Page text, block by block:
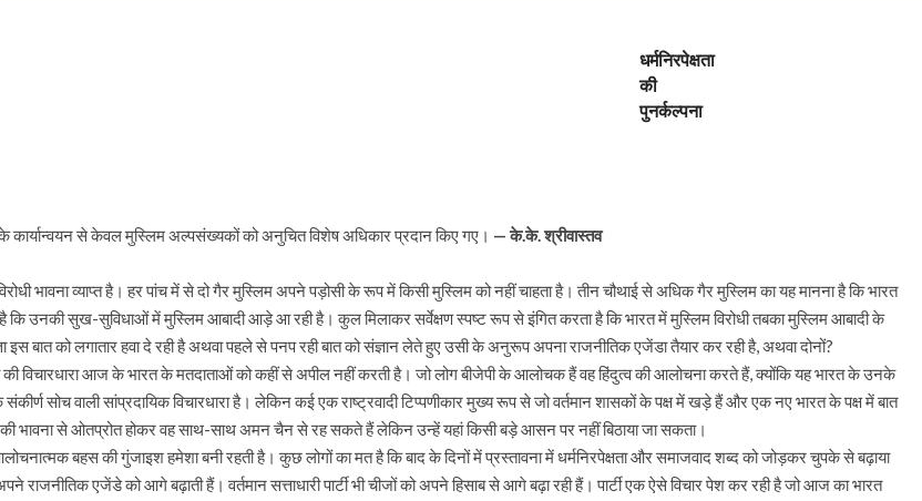
धर्मनिरपेक्षता
की
पुनर्कल्पना
कार्यान्वयन से केवल मुस्लिम अल्पसंख्यकों को अनुचित विशेष अधिकार प्रदान किए गए। — के.के. श्रीवास्तव
भावना व्याप्त है। हर पांच में से दो गैर मुस्लिम अपने पड़ोसी के रूप में किसी मुस्लिम को नहीं चाहता है। तीन चौथाई से अधिक गैर मुस्लिम का यह मानना है कि भारत
कि उनकी सुख-सुविधाओं में मुस्लिम आबादी आड़े आ रही है। कुल मिलाकर सर्वेक्षण स्पष्ट रूप से इंगित करता है कि भारत में मुस्लिम विरोधी तबका मुस्लिम आबादी के
बात को लगातार हवा दे रही है अथवा पहले से पनप रही बात को संज्ञान लेते हुए उसी के अनुरूप अपना राजनीतिक एजेंडा तैयार कर रही है, अथवा दोनों?
की विचारधारा आज के भारत के मतदाताओं को कहीं से अपील नहीं करती है। जो लोग बीजेपी के आलोचक हैं वह हिंदुत्व की आलोचना करते हैं, क्योंकि यह भारत के उनके
सोच वाली सांप्रदायिक विचारधारा है। लेकिन कई एक राष्ट्रवादी टिप्पणीकार मुख्य रूप से जो वर्तमान शासकों के पक्ष में खड़े हैं और एक नए भारत के पक्ष में बात
भावना से ओतप्रोत होकर वह साथ-साथ अमन चैन से रह सकते हैं लेकिन उन्हें यहां किसी बड़े आसन पर नहीं बिठाया जा सकता।
बहस की गुंजाइश हमेशा बनी रहती है। कुछ लोगों का मत है कि बाद के दिनों में प्रस्तावना में धर्मनिरपेक्षता और समाजवाद शब्द को जोड़कर चुपके से बढ़ाया
एजेंडे को आगे बढ़ाती हैं। वर्तमान सत्ताधारी पार्टी भी चीजों को अपने हिसाब से आगे बढ़ा रही हैं। पार्टी एक ऐसे विचार पेश कर रही है जो आज का भारत